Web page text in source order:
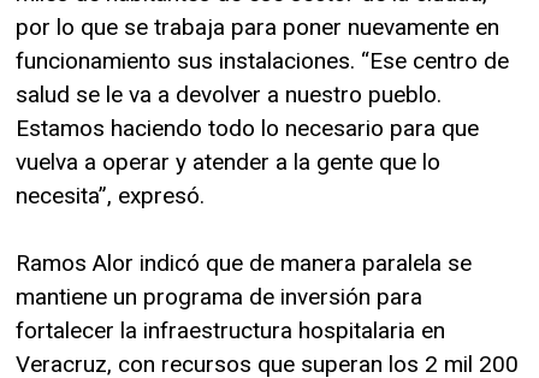
por lo que se trabaja para poner nuevamente en
funcionamiento sus instalaciones. “Ese centro de
salud se le va a devolver a nuestro pueblo.
Estamos haciendo todo lo necesario para que
vuelva a operar y atender a la gente que lo
necesita”, expresó.
Ramos Alor indicó que de manera paralela se
mantiene un programa de inversión para
fortalecer la infraestructura hospitalaria en
Veracruz, con recursos que superan los 2 mil 200